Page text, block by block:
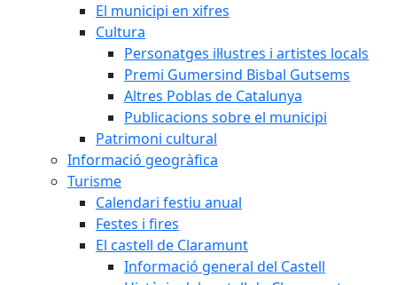
El municipi en xifres
Cultura
Personatges il·lustres i artistes locals
Premi Gumersind Bisbal Gutsems
Altres Poblas de Catalunya
Publicacions sobre el municipi
Patrimoni cultural
Informació geogràfica
Turisme
Calendari festiu anual
Festes i fires
El castell de Claramunt
Informació general del Castell